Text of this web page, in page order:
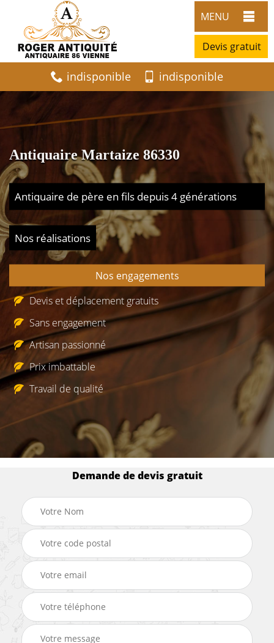
MENU
Devis gratuit
indisponible indisponible
Antiquaire Martaize 86330
Antiquaire de père en fils depuis 4 générations
Nos réalisations
Nos engagements
Devis et déplacement gratuits
Sans engagement
Artisan passionné
Prix imbattable
Travail de qualité
Demande de devis gratuit